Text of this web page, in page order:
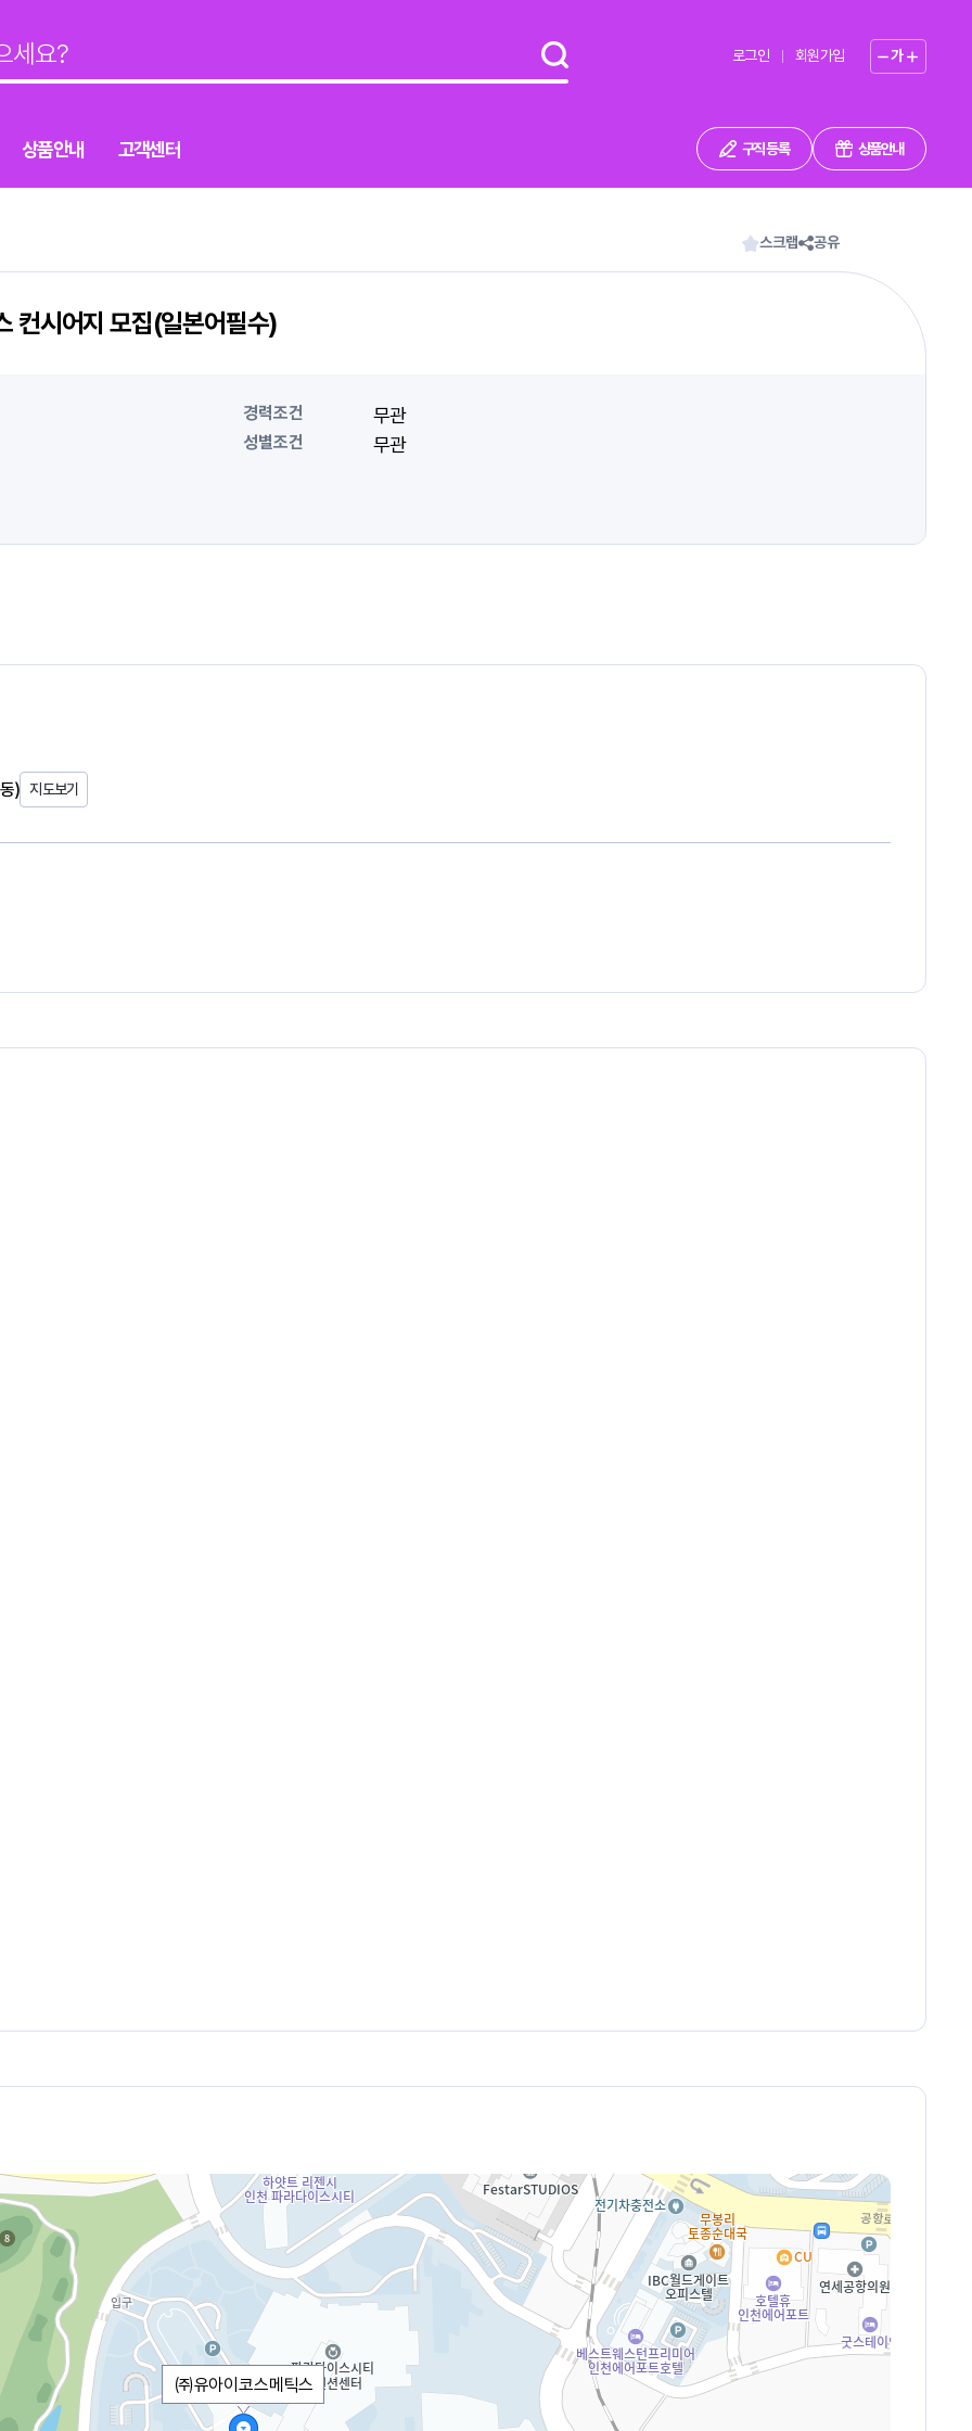
로그인 회원가입 가
상품안내 고객센터 구직 등록 상품안내
스크랩 공유
컨시어지 모집(일본어필수)
경력조건 무관
성별조건 무관
) 지도보기
㈜유아이코스메틱스